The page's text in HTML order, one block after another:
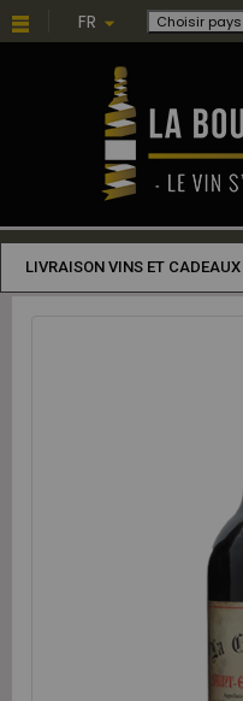
FR Choisir
LIVRAISON VINS ET